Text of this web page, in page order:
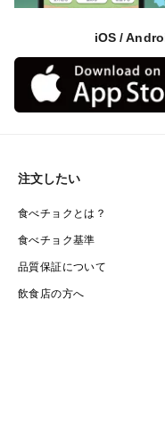
iOS /
注文したい
食べチョクとは？
食べチョク基準
品質保証について
飲食店の方へ